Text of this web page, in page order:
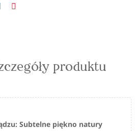
produktu
Subtelne piękno natury